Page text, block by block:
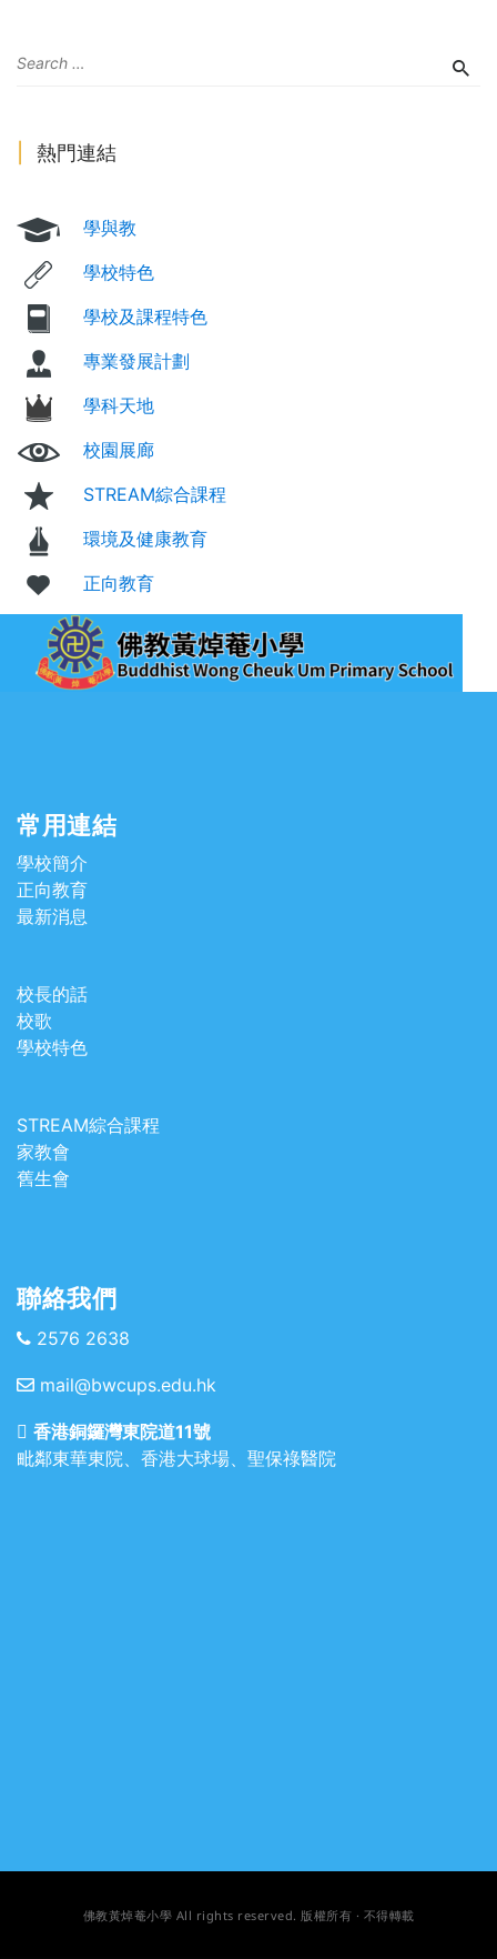
熱門連結
學與教
學校特色
學校及課程特色
專業發展計劃
學科天地
校園展廊
STREAM綜合課程
環境及健康教育
正向教育
常用連結
學校簡介
正向教育
最新消息
校長的話
校歌
學校特色
STREAM綜合課程
家教會
舊生會
聯絡我們
2576 2638
mail@bwcups.edu.hk
香港銅鑼灣東院道11號
毗鄰東華東院、香港大球場、聖保祿醫院
佛教黃焯菴小學 All rights reserved. 版權所有 · 不得轉載